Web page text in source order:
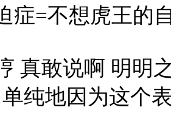
症=不想虎王的
真敢说啊 明明
纯地因为这个